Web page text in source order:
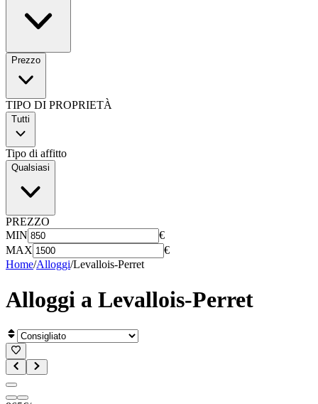
Prezzo
TIPO DI PROPRIETÀ
Tutti
Tipo di affitto
Qualsiasi
PREZZO
MIN
€
MAX
€
Home/Alloggi/Levallois-Perret
Alloggi a Levallois-Perret